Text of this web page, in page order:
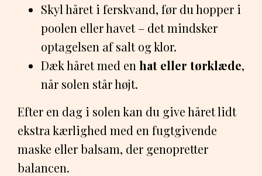
Skyl håret i ferskvand, før du hopper i
poolen eller havet – det mindsker
optagelsen af salt og klor.
Dæk håret med en hat eller tørklæde,
når solen står højt.
Efter en dag i solen kan du give håret lidt
ekstra kærlighed med en fugtgivende
maske eller balsam, der genopretter
balancen.